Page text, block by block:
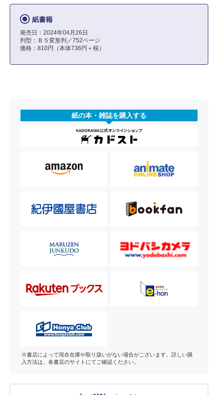
紙書籍
発売日：2024年04月26日
判型：Ｂ５変形判／752ページ
価格：810円（本体736円＋税）
紙の本・雑誌を購入する
※書店によって現在在庫や取り扱いがない場合がございます。詳しい購
入方法は、各書店のサイトにてご確認ください。